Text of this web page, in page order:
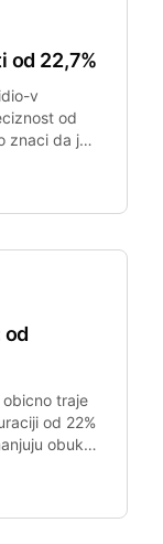
od 22,7%
v
od
znaci da je
od
traje
od 22%
obuku